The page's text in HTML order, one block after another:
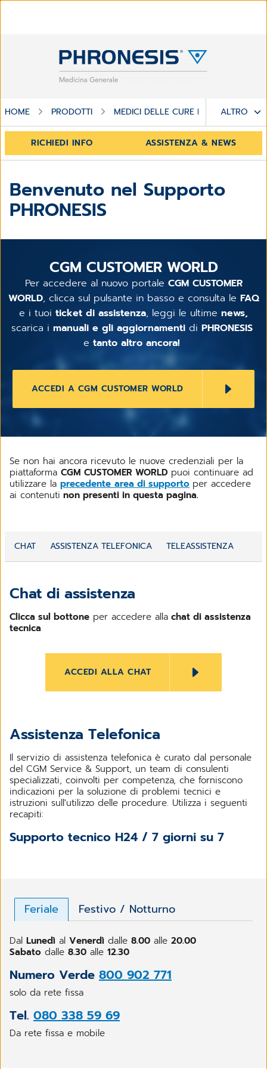
HOME PRODOTTI MEDICI DELLE CURE PRIMARIEALTRO
RICHIEDI INFO ASSISTENZA & NEWS
Benvenuto nel Supporto
PHRONESIS
CGM CUSTOMER WORLD
Per accedere al nuovo portale CGM CUSTOMER
WORLD, clicca sul pulsante in basso e consulta le FAQ
e i tuoi ticket di assistenza, leggi le ultime news,
scarica i manuali e gli aggiornamenti di PHRONESIS
e tanto altro ancora!
ACCEDI A CGM CUSTOMER WORLD
Se non hai ancora ricevuto le nuove credenziali per la
piattaforma CGM CUSTOMER WORLD puoi continuare ad
utilizzare la precedente area di supporto per accedere
ai contenuti non presenti in questa pagina.
CHAT ASSISTENZA TELEFONICA TELEASSISTENZA
Chat di assistenza
Clicca sul bottone per accedere alla chat di assistenza
tecnica
ACCEDI ALLA CHAT
Assistenza Telefonica
Il servizio di assistenza telefonica è curato dal personale
del CGM Service & Support, un team di consulenti
specializzati, coinvolti per competenza, che forniscono
indicazioni per la soluzione di problemi tecnici e
istruzioni sull'utilizzo delle procedure. Utilizza i seguenti
recapiti:
Supporto tecnico H24 / 7 giorni su 7
Feriale Festivo / Notturno
Dal Lunedì al Venerdì dalle 8.00 alle 20.00
Sabato dalle 8.30 alle 12.30
Numero Verde 800 902 771
solo da rete fissa
Tel. 080 338 59 69
Da rete fissa e mobile